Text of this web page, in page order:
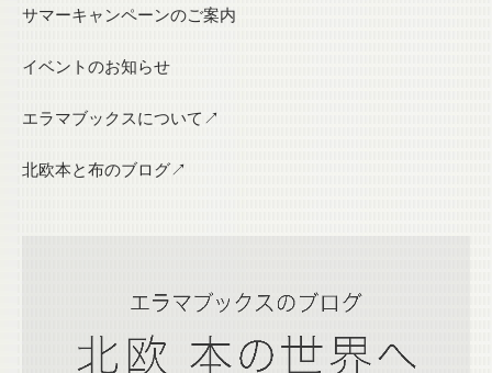
サマーキャンペーンのご案内
イベントのお知らせ
エラマブックスについて↗
北欧本と布のブログ↗